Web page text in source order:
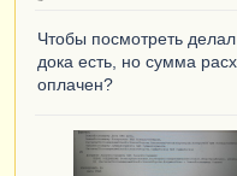
Чтобы посмотреть
дока есть, но сумма
оплачен?